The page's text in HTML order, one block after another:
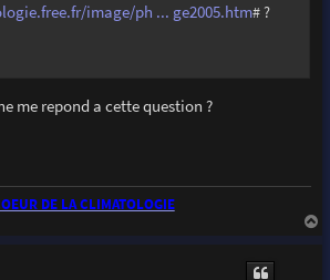
image/ph ... ge2005.htm# ?
me repond a cette question ?
DE LA CLIMATOLOGIE